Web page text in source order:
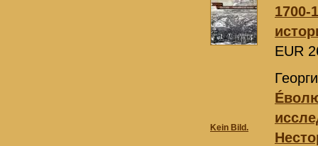
1700-
EUR
Kein Bild.